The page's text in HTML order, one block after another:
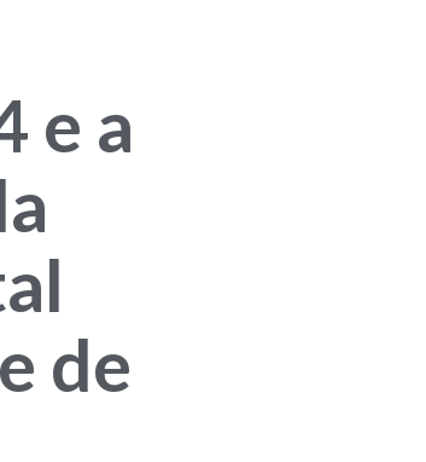
e a
de